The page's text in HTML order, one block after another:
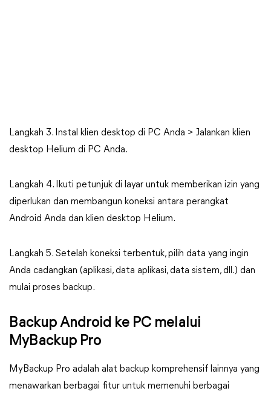
Langkah 3. Instal klien desktop di PC Anda > Jalankan klien
desktop Helium di PC Anda.
Langkah 4. Ikuti petunjuk di layar untuk memberikan izin yang
diperlukan dan membangun koneksi antara perangkat
Android Anda dan klien desktop Helium.
Langkah 5. Setelah koneksi terbentuk, pilih data yang ingin
Anda cadangkan (aplikasi, data aplikasi, data sistem, dll.) dan
mulai proses backup.
Backup Android ke PC melalui
MyBackup Pro
MyBackup Pro adalah alat backup komprehensif lainnya yang
menawarkan berbagai fitur untuk memenuhi berbagai